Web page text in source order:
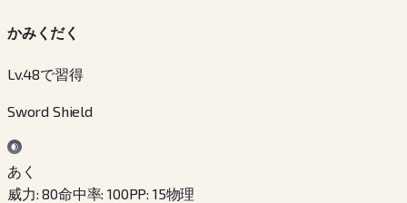
かみくだく
Lv.48で習得
Sword Shield
あく
威力:80命中率:100PP: 15物理